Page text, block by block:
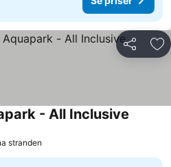
Del
- All Inclusive
stranden